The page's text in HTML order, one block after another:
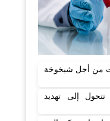
من أجل شيخوخة
إلى تهديد